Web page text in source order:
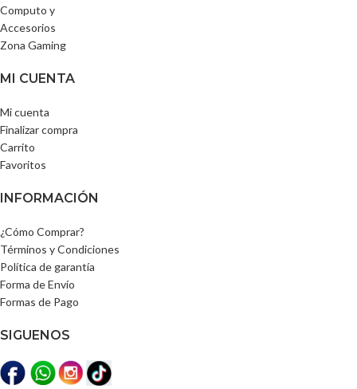
Computo y
Accesorios
Zona Gaming
MI CUENTA
Mi cuenta
Finalizar compra
Carrito
Favoritos
INFORMACIÓN
¿Cómo Comprar?
Términos y Condiciones
Política de garantía
Forma de Envío
Formas de Pago
SIGUENOS